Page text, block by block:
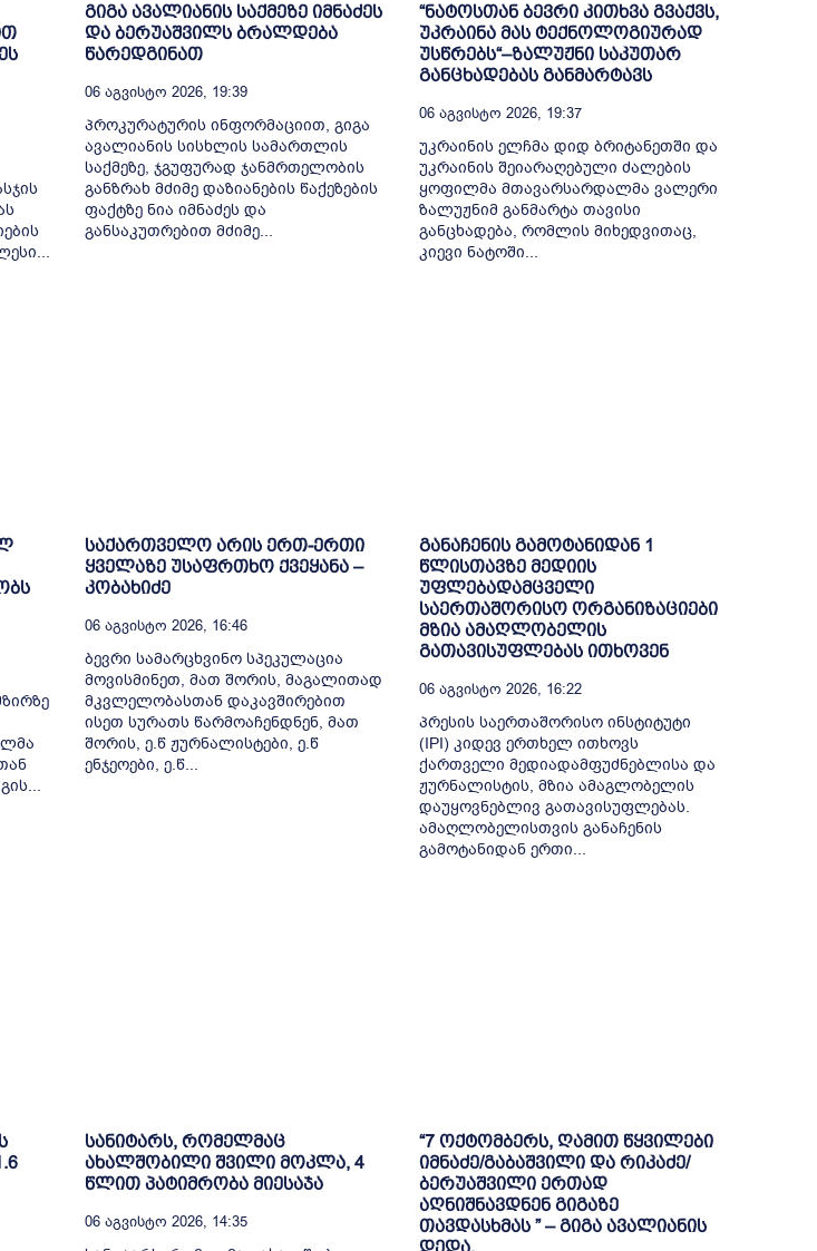
გიგა ავალიანის საქმეზე იმნაძეს
და ბერუაშვილს ბრალდება
წარედგინათ
06 Აგვისტო 2026, 19:39
პროკურატურის ინფორმაციით, გიგა
ავალიანის სისხლის სამართლის
საქმეზე, ჯგუფურად ჯანმრთელობის
განზრახ მძიმე დაზიანების წაქეზების
ფაქტზე ნია იმნაძეს და
განსაკუთრებით მძიმე...
“ნატოსთან ბევრი კითხვა გვაქვს,
უკრაინა მას ტექნოლოგიურად
უსწრებს“–ზალუჟნი საკუთარ
განცხადებას განმარტავს
06 Აგვისტო 2026, 19:37
უკრაინის ელჩმა დიდ ბრიტანეთში და
უკრაინის შეიარაღებული ძალების
ყოფილმა მთავარსარდალმა ვალერი
ზალუჟნიმ განმარტა თავისი
განცხადება, რომლის მიხედვითაც,
კიევი ნატოში...
საქართველო არის ერთ-ერთი
ყველაზე უსაფრთხო ქვეყანა –
კობახიძე
06 Აგვისტო 2026, 16:46
ბევრი სამარცხვინო სპეკულაცია
მოვისმინეთ, მათ შორის, მაგალითად
მკვლელობასთან დაკავშირებით
ისეთ სურათს წარმოაჩენდნენ, მათ
შორის, ე.წ ჟურნალისტები, ე.წ
ენჯეოები, ე.წ...
განაჩენის გამოტანიდან 1
წლისთავზე მედიის
უფლებადამცველი
საერთაშორისო ორგანიზაციები
მზია ამაღლობელის
გათავისუფლებას ითხოვენ
06 Აგვისტო 2026, 16:22
პრესის საერთაშორისო ინსტიტუტი
(IPI) კიდევ ერთხელ ითხოვს
ქართველი მედიადამფუძნებლისა და
ჟურნალისტის, მზია ამაგლობელის
დაუყოვნებლივ გათავისუფლებას.
ამაღლობელისთვის განაჩენის
გამოტანიდან ერთი...
სანიტარს, რომელმაც
ახალშობილი შვილი მოკლა, 4
წლით პატიმრობა მიესაჯა
06 Აგვისტო 2026, 14:35
“7 ოქტომბერს, ღამით წყვილები
იმნაძე/გაბაშვილი და რიკაძე/
ბერუაშვილი ერთად
აღნიშნავდნენ გიგაზე
თავდასხმას ” – გიგა ავალიანის